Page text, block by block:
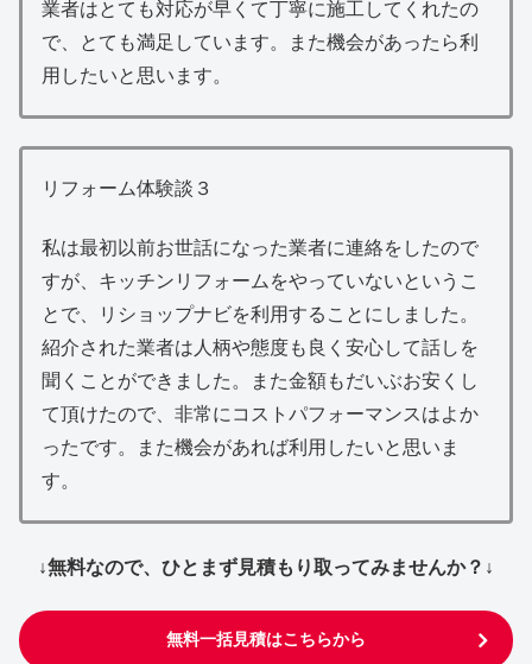
業者はとても対応が早くて丁寧に施工してくれたの
で、とても満足しています。また機会があったら利
用したいと思います。
リフォーム体験談３
私は最初以前お世話になった業者に連絡をしたので
すが、キッチンリフォームをやっていないというこ
とで、リショップナビを利用することにしました。
紹介された業者は人柄や態度も良く安心して話しを
聞くことができました。また金額もだいぶお安くし
て頂けたので、非常にコストパフォーマンスはよか
ったです。また機会があれば利用したいと思いま
す。
↓無料なので、ひとまず見積もり取ってみませんか？↓
無料一括見積はこちらから